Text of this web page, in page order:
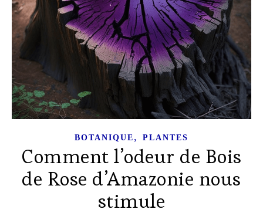
BOTANIQUE , PLANTES
Comment l’odeur de Bois
de Rose d’Amazonie nous
stimule